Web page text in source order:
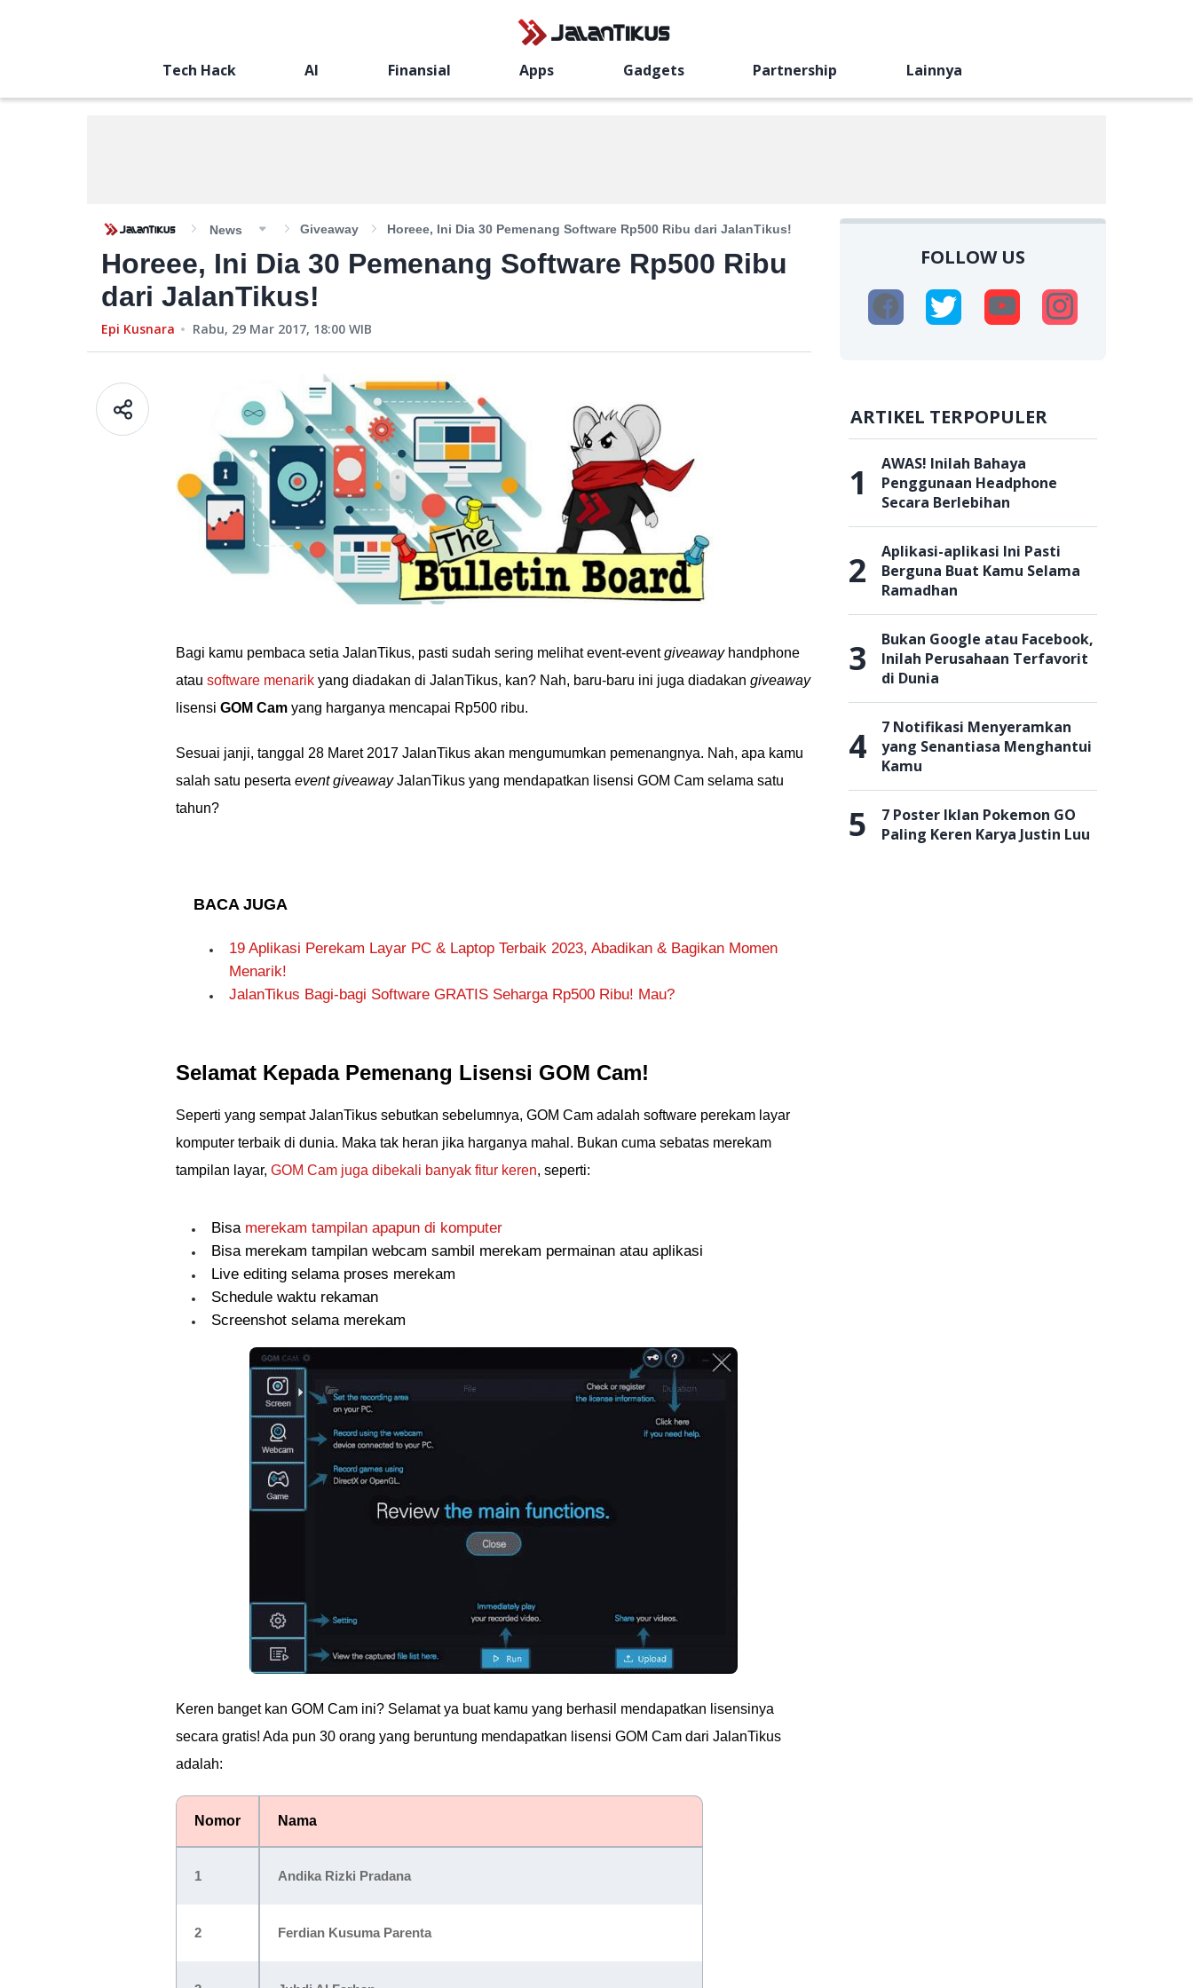
Tech Hack AI Finansial Apps Gadgets Partnership Lainnya
News Giveaway Horeee, Ini Dia 30 Pemenang Software Rp500 Ribu dari JalanTikus!
Horeee, Ini Dia 30 Pemenang Software Rp500 Ribu
dari JalanTikus!
Epi Kusnara Rabu, 29 Mar 2017, 18:00 WIB
Bagi kamu pembaca setia JalanTikus, pasti sudah sering melihat event-eventgiveawayhandphone
atau software menarik yang diadakan di JalanTikus, kan? Nah, baru-baru ini juga diadakan giveaway
lisensi GOM Cam yang harganya mencapai Rp500 ribu.
Sesuai janji, tanggal 28 Maret 2017 JalanTikus akan mengumumkan pemenangnya. Nah, apa kamu
salah satu peserta event giveawayJalanTikus yang mendapatkan lisensi GOM Cam selama satu
tahun?
BACA JUGA
19 Aplikasi Perekam Layar PC & Laptop Terbaik 2023, Abadikan & Bagikan Momen
Menarik!
JalanTikus Bagi-bagi Software GRATIS Seharga Rp500 Ribu! Mau?
Selamat Kepada Pemenang Lisensi GOM Cam!
Seperti yang sempat JalanTikus sebutkan sebelumnya, GOM Cam adalah software perekam layar
komputer terbaik di dunia. Maka tak heran jika harganya mahal. Bukan cuma sebatas merekam
tampilan layar, GOM Cam juga dibekali banyak fitur keren, seperti:
Bisa merekam tampilan apapun di komputer
Bisa merekam tampilan webcam sambil merekam permainan atau aplikasi
Live editing selama proses merekam
Schedule waktu rekaman
Screenshot selama merekam
Keren banget kan GOM Cam ini? Selamat ya buat kamu yang berhasil mendapatkan lisensinya
secara gratis! Ada pun 30 orang yang beruntung mendapatkan lisensi GOM Cam dari JalanTikus
adalah:
Nomor Nama
1 Andika Rizki Pradana
2 Ferdian Kusuma Parenta
FOLLOW US
ARTIKEL TERPOPULER
1
AWAS! Inilah Bahaya
Penggunaan Headphone
Secara Berlebihan
2
Aplikasi-aplikasi Ini Pasti
Berguna Buat Kamu Selama
Ramadhan
3
Bukan Google atau Facebook,
Inilah Perusahaan Terfavorit
di Dunia
4
7 Notifikasi Menyeramkan
yang Senantiasa Menghantui
Kamu
5
7 Poster Iklan Pokemon GO
Paling Keren Karya Justin Luu